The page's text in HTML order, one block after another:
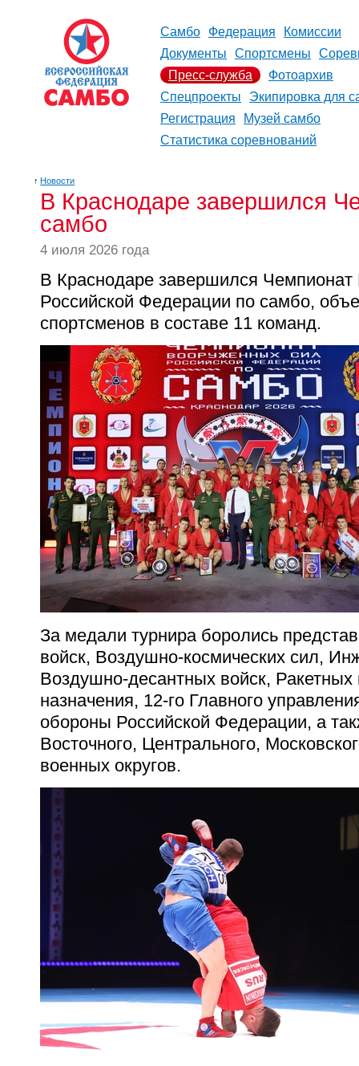
Самбо Федерация
Комиссии
Документы
Спортсмены
Пресс-служба
Фотоархив
Спецпроекты
Экипировка для
Регистрация
Музей самбо
Статистика соревнований
↑ Новости
В Краснодаре завершился
самбо
4 июля 2026 года
В Краснодаре завершился
Российской Федерации по самбо,
спортсменов в составе 11 команд.
За медали турнира боролись
войск, Воздушно-космических сил,
Воздушно-десантных войск, Ракетных
назначения, 12-го Главного
обороны Российской Федерации, а
Восточного, Центрального,
военных округов.